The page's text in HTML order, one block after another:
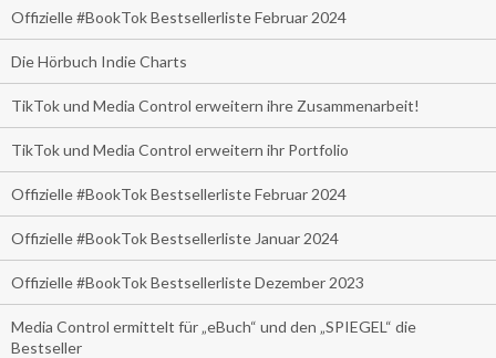
Offizielle #BookTok Bestsellerliste Februar 2024
Die Hörbuch Indie Charts
TikTok und Media Control erweitern ihre Zusammenarbeit!
TikTok und Media Control erweitern ihr Portfolio
Offizielle #BookTok Bestsellerliste Februar 2024
Offizielle #BookTok Bestsellerliste Januar 2024
Offizielle #BookTok Bestsellerliste Dezember 2023
Media Control ermittelt für „eBuch“ und den „SPIEGEL“ die
Bestseller